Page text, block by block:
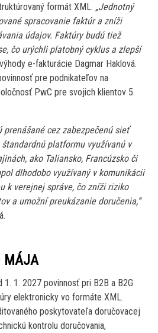
formát XML. „Jednotný
spracovanie faktúr a zníži
údajov. Faktúry budú tiež
čo urýchli platobný cyklus a zlepší
e-fakturácie Dagmar Haklová.
pre podnikateľov na
PwC pre svojich klientov 5.
prenášané cez zabezpečenú sieť
platformu využívanú v
ako Taliansko, Francúzsko či
dlhodobo využívaný v komunikácii
k verejnej správe, čo zníži riziko
a umožní preukázanie doručenia,“
MÁJA
1. 2027 povinnosť pri B2B a B2G
elektronicky vo formáte XML.
poskytovateľa doručovacej
kontrolu doručovania,